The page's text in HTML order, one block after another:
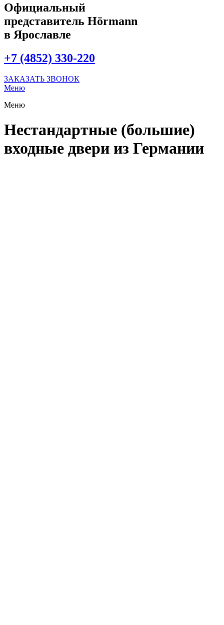
Официальный
представитель Hörmann
в Ярославле
+7 (4852) 330-220
ЗАКАЗАТЬ ЗВОНОК
Меню
Меню
Нестандартные (большие)
входные двери из Германии